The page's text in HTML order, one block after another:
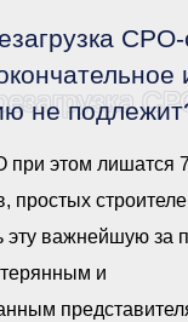
● Сбор
Реестры
не
при этом лишатся
простых
эту важнейшую за
и